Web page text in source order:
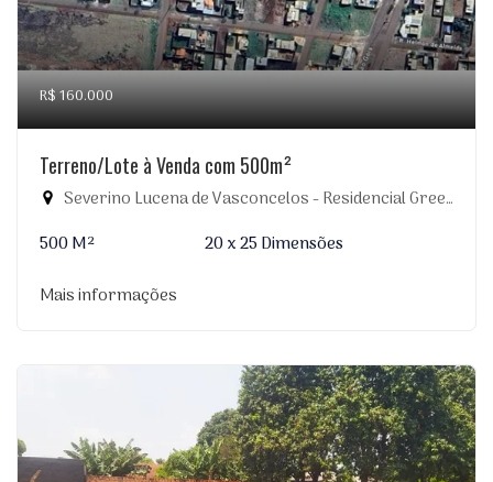
R$ 160.000
Terreno/Lote à Venda com 500m²
Severino Lucena de Vasconcelos - Residencial Greenville, Dourados-MS
500 M²
20 x 25 Dimensões
Mais informações